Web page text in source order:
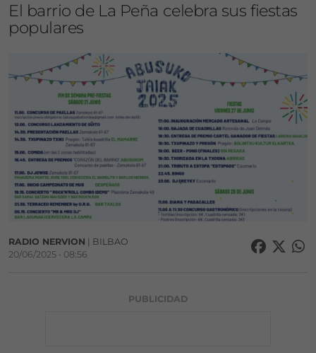
El barrio de La Peña celebra sus fiestas
populares
RADIO NERVION | BILBAO
20/06/2025 • 08:56
PUBLICIDAD